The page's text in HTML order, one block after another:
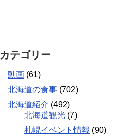
カテゴリー
動画 (61)
北海道の食事 (702)
北海道紹介 (492)
北海道観光 (7)
札幌イベント情報 (90)